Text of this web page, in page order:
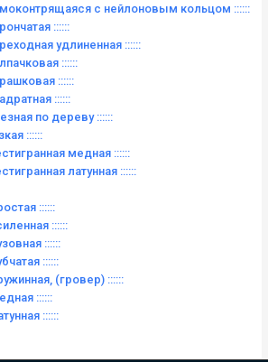
с нейлоновым кольцом ::::::
::::::
удлиненная ::::::
::::::
::::::
::::::
по дереву ::::::
::::::
медная ::::::
латунная ::::::
::::::
::::::
::::::
::::::
(гровер) ::::::
::::::
::::::